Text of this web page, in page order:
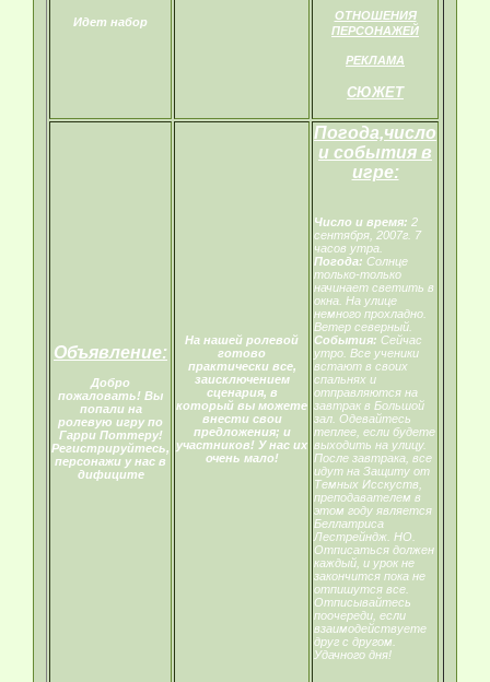
Идет набор
ОТНОШЕНИЯ
ПЕРСОНАЖЕЙ
РЕКЛАМА
СЮЖЕТ
Объявление:
Добро
пожаловать! Вы
попали на
ролевую игру по
Гарри Поттеру!
Регистрируйтесь,
персонажи у нас в
дифиците
На нашей ролевой
готово
практически все,
заисключением
сценария, в
который вы можете
внести свои
предложения; и
участников! У нас их
очень мало!
Погода,число
и события в
игре:
Число и время: 2
сентября, 2007г. 7
часов утра.
Погода: Солнце
только-только
начинает светить в
окна. На улице
немного прохладно.
Ветер северный.
События: Сейчас
утро. Все ученики
встают в своих
спальнях и
отправляются на
завтрак в Большой
зал. Одевайтесь
теплее, если будете
выходить на улицу.
После завтрака, все
идут на Защиту от
Темных Исскуств,
преподавателем в
этом году является
Беллатриса
Лестрейндж. НО.
Отписаться должен
каждый, и урок не
закончится пока не
отпишутся все.
Отписывайтесь
поочереди, если
взаимодействуете
друг с другом.
Удачного дня!